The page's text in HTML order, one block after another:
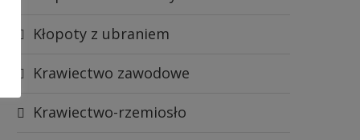
Kłopoty z ubraniem
Krawiectwo zawodowe
Krawiectwo-rzemiosło